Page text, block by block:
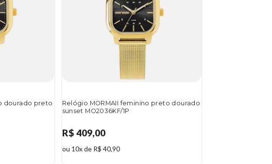
dourado preto
Relógio MORMAII feminino preto dourado
sunset MO2036KF/1P
R$ 409,00
ou 10x de R$ 40,90